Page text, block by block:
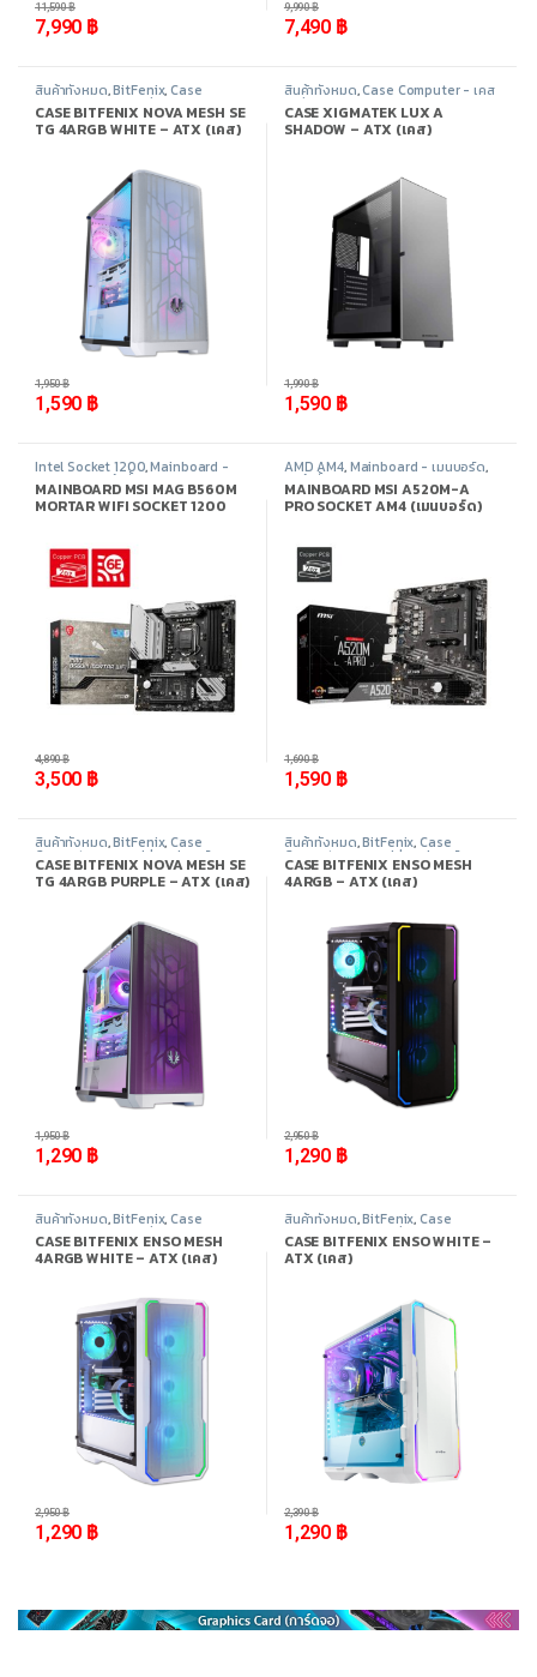
7,990 ฿
11,590฿
7,490 ฿
9,990฿
สินค้าทั้งหมด,BitFenix, Case
Computer - เคสเปล่า
คอมพิวเตอร์
CASE BITFENIX NOVA MESH SE
TG 4ARGB WHITE – ATX (เคส)
18%
1,590 ฿
1,950฿
สินค้าทั้งหมด,Case Computer - เคส
เปล่า อุปกรณ์คอมพิวเตอร์
CASE XIGMATEK LUX A
SHADOW – ATX (เคส)
20%
1,590 ฿
1,990฿
Intel Socket 1200,Mainboard -
สินค้าทั้งหมด
คอมพิวเตอร์
MAINBOARD MSI MAG B560M
MORTAR WIFI SOCKET 1200
3,500 ฿
4,890฿
AMD AM4,Mainboard - เมนบอร์ด,
สินค้าทั้งหมด
MAINBOARD MSI A520M-A
PRO SOCKET AM4 (เมนบอร์ด)
1,590 ฿
1,690฿
สินค้าทั้งหมด,BitFenix, Case
Computer - เคสเปล่า,อุปกรณ์
คอมพิวเตอร์
CASE BITFENIX NOVA MESH SE
TG 4ARGB PURPLE – ATX (เคส)
34%
1,290 ฿
1,950฿
สินค้าทั้งหมด,BitFenix, Case
Computer - เคสเปล่า,อุปกรณ์
คอมพิวเตอร์
CASE BITFENIX ENSO MESH
4ARGB – ATX (เคส)
1,290 ฿
2,950฿
สินค้าทั้งหมด,BitFenix, Case
Computer - เคสเปล่า
คอมพิวเตอร์
CASE BITFENIX ENSO MESH
4ARGB WHITE – ATX (เคส)
1,290 ฿
2,950฿
สินค้าทั้งหมด,BitFenix, Case
Computer - เคสเปล่า
คอมพิวเตอร์
CASE BITFENIX ENSO WHITE –
ATX (เคส)
46%
1,290 ฿
2,390฿